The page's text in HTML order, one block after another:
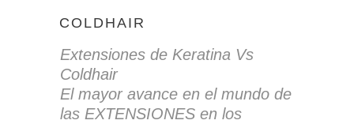
COLDHAIR
Extensiones de Keratina Vs
Coldhair
El mayor avance en el mundo de
las EXTENSIONES en los